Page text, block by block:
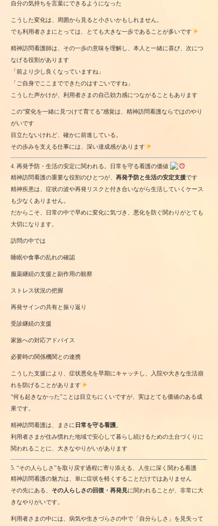
自分の気持ちを言葉にできるようになった
こうした変化は、周囲から見ると小さいかもしれません。
でも利用者さまにとっては、とても大きな一歩であることが多いです
精神訪問看護師は、その一歩の意味を理解し、本人と一緒に喜び、次につ
なげる役割があります
「前より少し良くなっていますね」
「ご自身でここまでできたのはすごいですね」
こうした声かけが、利用者さまの自己効力感につながることもあります
この“変化を一緒に見つけて育てる”感覚は、精神訪問看護ならではのやり
がいです
目立たないけれど、確かに前進している。
その歩みを支える仕事には、深い達成感があります
4. 再発予防・生活の安定に関われる。日常を守る看護の価値
精神訪問看護の重要な役割のひとつが、再発予防と生活の安定支援です
精神疾患は、症状の波や再発リスクと付き合いながら生活していくケース
も少なくありません。
だからこそ、日常の中で早めに変化に気づき、悪化を防ぐ関わりがとても
大切になります。
訪問の中では
睡眠や食事の乱れの確認
服薬継続の支援と副作用の観察
ストレス状況の把握
再発サインの共有と振り返り
受診継続の支援
家族への対応アドバイス
必要時の関係機関との連携
こうした支援により、症状悪化を早期にキャッチし、入院や大きな生活崩
れを防げることがあります
“何も起きなかった”ことは目立ちにくいですが、実はとても価値のある成
果です。
精神訪問看護は、まさに 日常を守る看護。
利用者さまが住み慣れた地域で安心して暮らし続けるための土台づくりに
関われることに、大きなやりがいがあります
5. “その人らしさ”を取り戻す過程に寄り添える、人生に深く関わる看護
精神訪問看護の魅力は、単に症状を軽くすることだけではありません
その先にある、 その人らしさの回復・再発見に関われることが、非常に大
きなやりがいです。
利用者さまの中には、病気や生きづらさの中で「自分らしさ」を見失って